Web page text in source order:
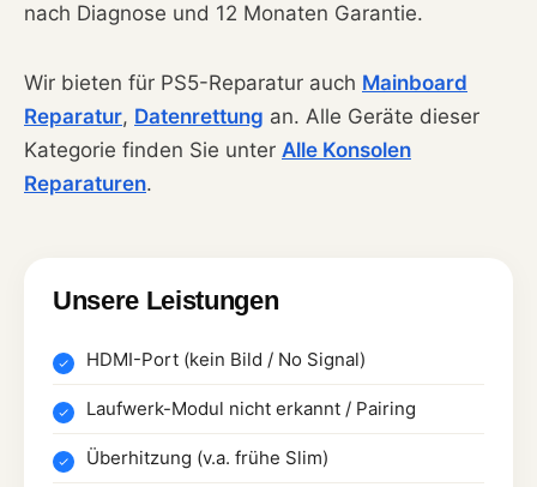
nach Diagnose und 12 Monaten Garantie.
Wir bieten für PS5-Reparatur auch Mainboard
Reparatur, Datenrettung an. Alle Geräte dieser
Kategorie finden Sie unter Alle Konsolen
Reparaturen.
Unsere Leistungen
HDMI-Port (kein Bild / No Signal)
Laufwerk-Modul nicht erkannt / Pairing
Überhitzung (v.a. frühe Slim)